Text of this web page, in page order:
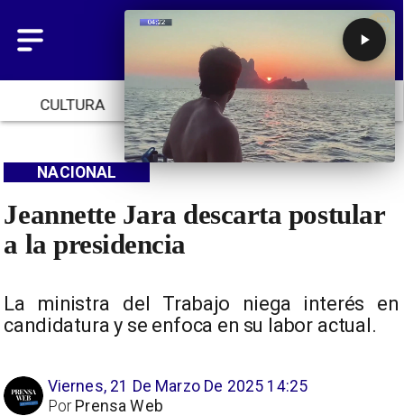
CULTURA TENDENCIAS INICIO
Jeannette Jara descarta postular
a la presidencia
La ministra del Trabajo niega interés en
candidatura y se enfoca en su labor actual.
NACIONAL
Viernes, 21 De Marzo De 2025 14:25
Prensa Web
Por